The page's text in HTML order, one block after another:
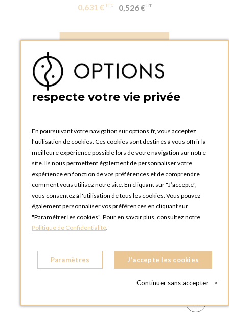
AJOUTER AU PANIER
0,631 € 0,526 €
respecte votre vie privée
En poursuivant votre navigation sur options.fr, vous acceptez
l’utilisation de cookies. Ces cookies sont destinés à vous offrir la
meilleure expérience possible lors de votre navigation sur notre
site. Ils nous permettent également de personnaliser votre
expérience en fonction de vos préférences et de comprendre
comment vous utilisez notre site. En cliquant sur "J’accepte",
vous consentez à l'utilisation de tous les cookies. Vous pouvez
également personnaliser vos préférences en cliquant sur
"Paramétrer les cookies". Pour en savoir plus, consultez notre
Politique de Confidentialité.
Paramètres J'accepte les cookies
Continuer sans accepter >